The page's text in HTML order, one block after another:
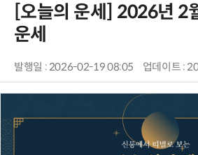
[오늘의 운세] 2026년 2
운세
발행일 : 2026-02-19 08:05 업데이트 :